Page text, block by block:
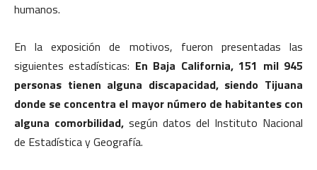
humanos.
En la exposición de motivos, fueron presentadas las
siguientes estadísticas: En Baja California, 151 mil 945
personas tienen alguna discapacidad, siendo Tijuana
donde se concentra el mayor número de habitantes con
alguna comorbilidad, según datos del Instituto Nacional
de Estadística y Geografía.